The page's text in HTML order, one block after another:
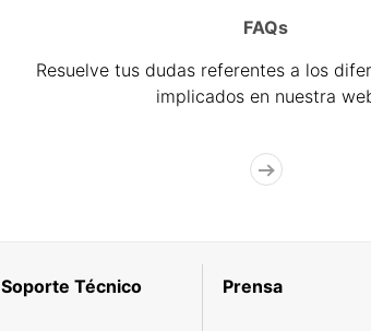
FAQs
Resuelve tus dudas referentes a los
implicados en nuestra
Soporte Técnico Prensa